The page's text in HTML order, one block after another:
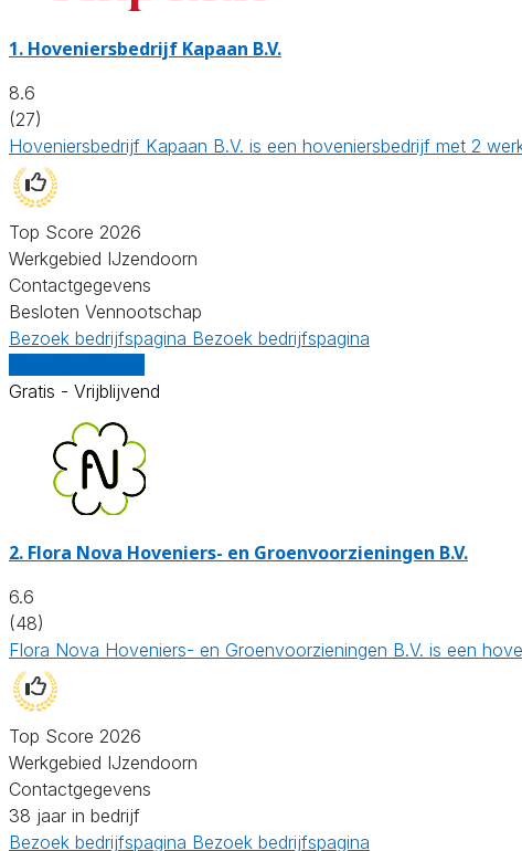
1. Hoveniersbedrijf Kapaan B.V.
8.6
(27)
Hoveniersbedrijf Kapaan B.V. is een hoveniersbedrijf met 2
Top Score 2026
Werkgebied IJzendoorn
Contactgegevens
Besloten Vennootschap
Bezoek bedrijfspagina Bezoek bedrijfspagina
Gratis - Vrijblijvend
2. Flora Nova Hoveniers- en Groenvoorzieningen B.V.
6.6
(48)
Flora Nova Hoveniers- en Groenvoorzieningen B.V. is een
Top Score 2026
Werkgebied IJzendoorn
Contactgegevens
38 jaar in bedrijf
Bezoek bedrijfspagina Bezoek bedrijfspagina